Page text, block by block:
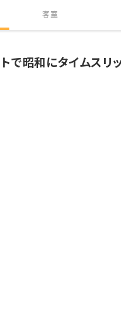
客室
で昭和にタイムス